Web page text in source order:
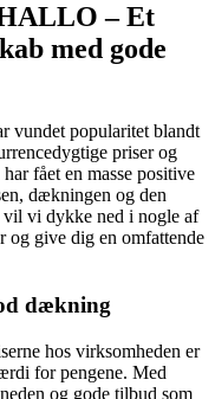
– Et
med gode
vundet popularitet blandt
priser og
fået en masse positive
dækningen og den
vi dykke ned i nogle af
og give dig en omfattende
dækning
hos virksomheden er
for pengene. Med
og gode tilbud som